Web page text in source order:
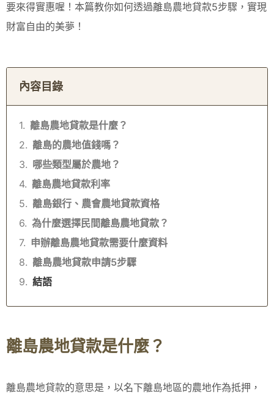
要來得實惠喔！本篇教你如何透過離島農地貸款5步驟，實現
財富自由的美夢！
內容目錄
離島農地貸款是什麼？
離島的農地值錢嗎？
哪些類型屬於農地？
離島農地貸款利率
離島銀行、農會農地貸款資格
為什麼選擇民間離島農地貸款？
申辦離島農地貸款需要什麼資料
離島農地貸款申請5步驟
結語
離島農地貸款是什麼？
離島農地貸款的意思是，以名下離島地區的農地作為抵押，